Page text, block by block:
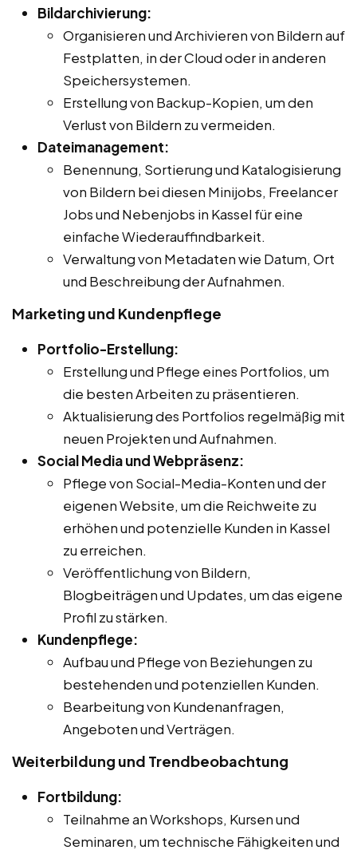
Bildarchivierung:
Organisieren und Archivieren von Bildern auf
Festplatten, in der Cloud oder in anderen
Speichersystemen.
Erstellung von Backup-Kopien, um den
Verlust von Bildern zu vermeiden.
Dateimanagement:
Benennung, Sortierung und Katalogisierung
von Bildern bei diesen Minijobs, Freelancer
Jobs und Nebenjobs in Kassel für eine
einfache Wiederauffindbarkeit.
Verwaltung von Metadaten wie Datum, Ort
und Beschreibung der Aufnahmen.
Marketing und Kundenpflege
Portfolio-Erstellung:
Erstellung und Pflege eines Portfolios, um
die besten Arbeiten zu präsentieren.
Aktualisierung des Portfolios regelmäßig mit
neuen Projekten und Aufnahmen.
Social Media und Webpräsenz:
Pflege von Social-Media-Konten und der
eigenen Website, um die Reichweite zu
erhöhen und potenzielle Kunden in Kassel
zu erreichen.
Veröffentlichung von Bildern,
Blogbeiträgen und Updates, um das eigene
Profil zu stärken.
Kundenpflege:
Aufbau und Pflege von Beziehungen zu
bestehenden und potenziellen Kunden.
Bearbeitung von Kundenanfragen,
Angeboten und Verträgen.
Weiterbildung und Trendbeobachtung
Fortbildung:
Teilnahme an Workshops, Kursen und
Seminaren, um technische Fähigkeiten und